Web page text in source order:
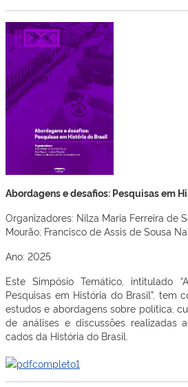
Abordagens e desafios: Pesquisas em
Organizadores: Nilza Maria Ferreira de
Mourão; Francisco de Assis de Sousa
Ano: 2025
Este Simpósio Temático, intitulado
Pesquisas em História do Brasil”, tem
estudos e abordagens sobre política,
de análises e discussões realizadas
cados da História do Brasil.